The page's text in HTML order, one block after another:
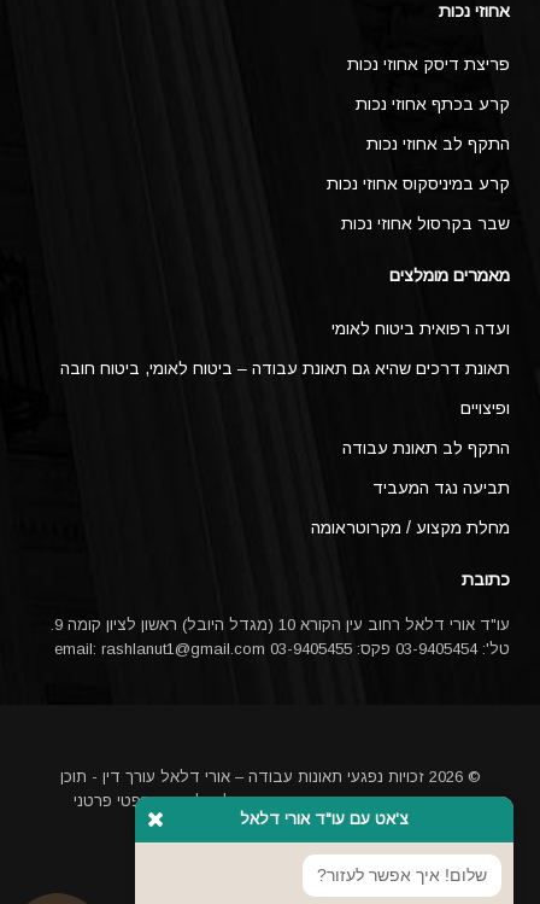
אחוזי נכות
פריצת דיסק אחוזי נכות
קרע בכתף אחוזי נכות
התקף לב אחוזי נכות
קרע במיניסקוס אחוזי נכות
שבר בקרסול אחוזי נכות
מאמרים מומלצים
ועדה רפואית ביטוח לאומי
תאונת דרכים שהיא גם תאונת עבודה – ביטוח לאומי, ביטוח חובה
ופיצויים
התקף לב תאונת עבודה
תביעה נגד המעביד
מחלת מקצוע / מקרוטראומה
כתובת
עו"ד אורי דלאל רחוב עין הקורא 10 (מגדל היובל) ראשון לציון קומה 9.
טל': 03-9405454 פקס: 03-9405455 email:
rashlanut1@gmail.com
© 2026 זכויות נפגעי תאונות עבודה – אורי דלאל עורך דין - תוכן
האתר אינו מהווה ייעוץ משפטי או תחליף לייעוץ משפטי פרטני
באמצעות עורך דין
צ'אט עם עו"ד אורי דלאל
שלום! איך אפשר לעזור?